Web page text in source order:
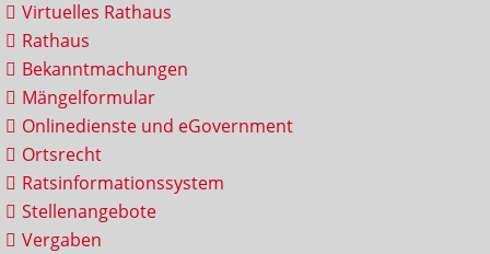
Virtuelles Rathaus
Rathaus
Bekanntmachungen
Mängelformular
Onlinedienste und eGovernment
Ortsrecht
Ratsinformationssystem
Stellenangebote
Vergaben